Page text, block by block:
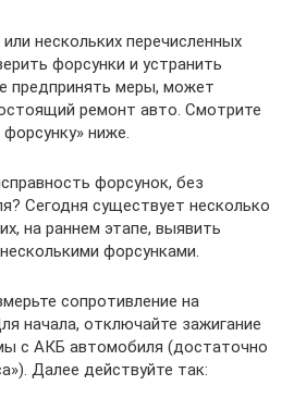
нескольких перечисленных
форсунки и устранить
предпринять меры, может
ремонт авто. Смотрите
ниже.
форсунок, без
Сегодня существует несколько
на раннем этапе, выявить
форсунками.
сопротивление на
начала, отключайте зажигание
с АКБ автомобиля (достаточно
Далее действуйте так: